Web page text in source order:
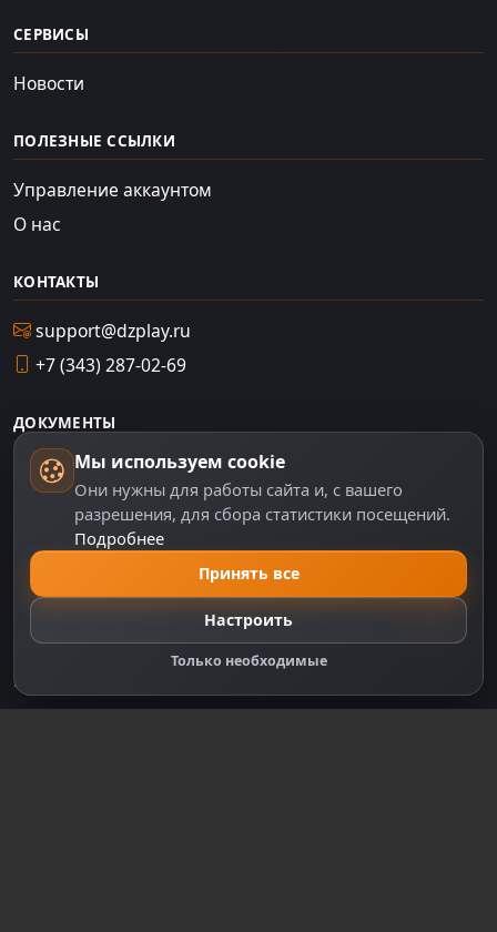
СЕРВИСЫ
Новости
ПОЛЕЗНЫЕ ССЫЛКИ
Управление аккаунтом
О нас
КОНТАКТЫ
support@dzplay.ru
+7 (343) 287-02-69
ДОКУМЕНТЫ
Пользовательское соглашение
Политика персональных данных
Правила оплаты
Настройки cookie
Правообладателям
Правила сообщества
Мы используем cookie
Они нужны для работы сайта и, с вашего
разрешения, для сбора статистики посещений.
Подробнее
Принять все
Настроить
Только необходимые